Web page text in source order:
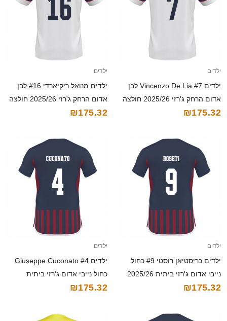
ילדים
ילדים Vincenzo De Lia #7 לבן
אדום הרחק ג'רזי 2025/26 חולצה
קצרה
₪175.32
ילדים
ילדים מנואל ריקיארדי #16 לבן
אדום הרחק ג'רזי 2025/26 חולצה
קצרה
₪175.32
ילדים
ילדים כריסטיאן רוסטי #9 כחול
נייבי אדום ג'רזי ביתית 2025/26
חולצה קצרה
₪175.32
ילדים
ילדים Giuseppe Cuconato #4
כחול נייבי אדום ג'רזי ביתית
2025/26 חולצה קצרה
₪175.32